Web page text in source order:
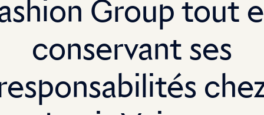
Group tout
conservant ses